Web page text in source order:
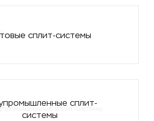
сплит-системы
сплит-
системы